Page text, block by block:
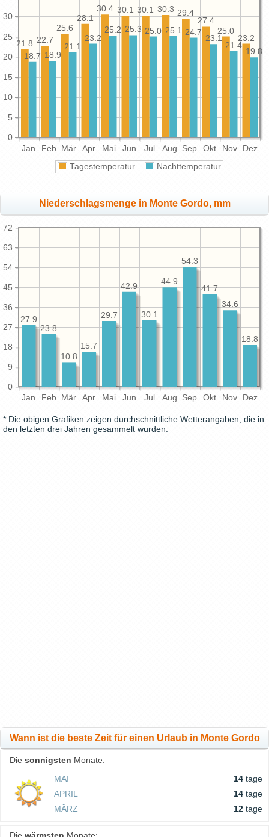
Jan Feb Mär Apr Mai Jun Jul Aug Sep Okt Nov Dez
0
5
10
15
20
25
30
23.2
25.0
27.4
29.4
30.3
30.1
30.1
30.4
28.1
25.6
22.7
21.8
19.8
21.4
23.1
24.7
25.1
25.0
25.3
25.2
23.2
21.1
18.9
18.7
Tagestemperatur Nachttemperatur
Niederschlagsmenge in Monte Gordo, mm
Jan Feb Mär Apr Mai Jun Jul Aug Sep Okt Nov Dez
0
9
18
27
36
45
54
63
72
18.8
34.6
41.7
54.3
44.9
30.1
42.9
29.7
15.7
10.8
23.8
27.9
* Die obigen Grafiken zeigen durchschnittliche Wetterangaben, die in
den letzten drei Jahren gesammelt wurden.
Wann ist die beste Zeit für einen Urlaub in Monte Gordo
Die sonnigsten Monate:
MAI
14 tage
APRIL
14 tage
MÄRZ
12 tage